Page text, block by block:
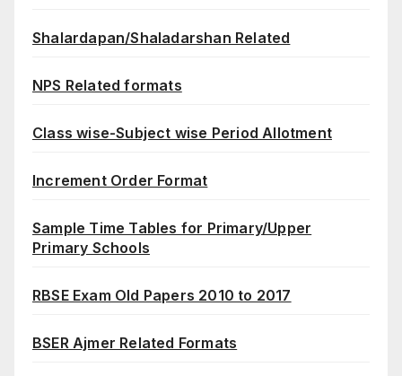
Shalardapan/Shaladarshan Related
NPS Related formats
Class wise-Subject wise Period Allotment
Increment Order Format
Sample Time Tables for Primary/Upper
Primary Schools
RBSE Exam Old Papers 2010 to 2017
BSER Ajmer Related Formats